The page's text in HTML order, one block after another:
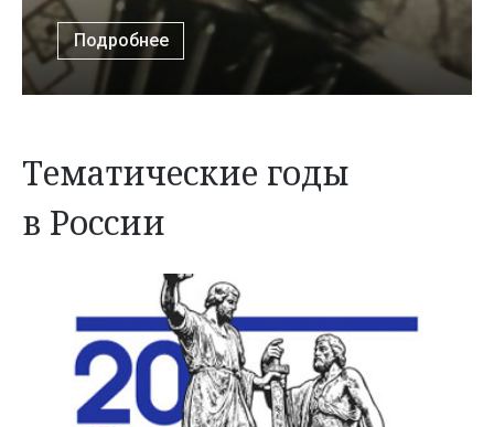
Подробнее
Тематические годы
в России